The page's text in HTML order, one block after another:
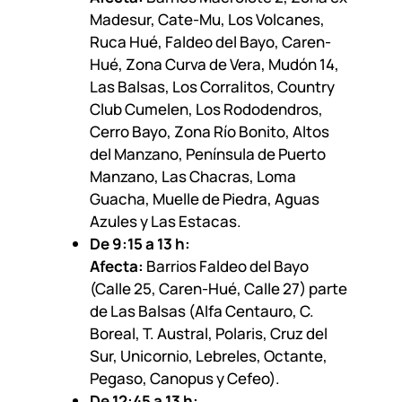
Madesur, Cate-Mu, Los Volcanes,
Ruca Hué, Faldeo del Bayo, Caren-
Hué, Zona Curva de Vera, Mudón 14,
Las Balsas, Los Corralitos, Country
Club Cumelen, Los Rododendros,
Cerro Bayo, Zona Río Bonito, Altos
del Manzano, Península de Puerto
Manzano, Las Chacras, Loma
Guacha, Muelle de Piedra, Aguas
Azules y Las Estacas.
De 9:15 a 13 h:
Afecta: Barrios Faldeo del Bayo
(Calle 25, Caren-Hué, Calle 27) parte
de Las Balsas (Alfa Centauro, C.
Boreal, T. Austral, Polaris, Cruz del
Sur, Unicornio, Lebreles, Octante,
Pegaso, Canopus y Cefeo).